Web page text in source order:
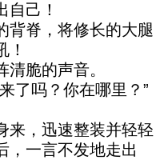
己！
脊，将修长的大腿
脆的声音。
吗？你在哪里？”
，迅速整装并轻轻
，一言不发地走出